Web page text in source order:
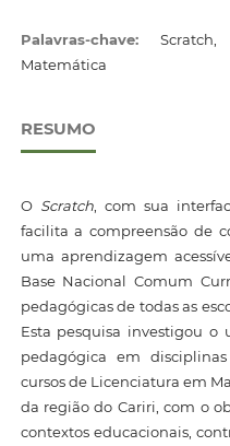
Palavras-chave:
Matemática
RESUMO
O Scratch, com sua
facilita a compreensão de
uma aprendizagem
Base Nacional Comum
pedagógicas de todas as
Esta pesquisa investigou o
pedagógica em
cursos de Licenciatura em
da região do Cariri, com o
contextos educacionais,